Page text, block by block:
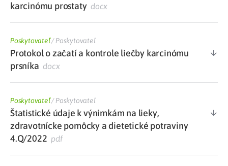
karcinómu prostatydocx
Poskytovateľ/Poskytovateľ
Protokol o začatí a kontrole liečby karcinómu
prsníka docx
Poskytovateľ/Poskytovateľ
Štatistické údaje k výnimkám na lieky,
zdravotnícke pomôcky a dietetické potraviny
4.Q/2022 pdf